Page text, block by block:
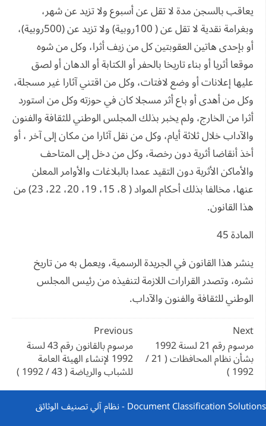
يعاقب بالسجن مدة لا تقل عن أسبوع ولا تزيد عن شهر،
وبغرامة نقدية لا تقل عن ( 100روبية) ولا تزيد عن (500روبية)،
أو بإحدى هاتين العقوبتين كل من زيف أثرا، وكل من شوه
موقعا أثريا أو بناء تاريخا بالحفر أو الكتابة أو الدهان أو لصق
عليها إعلانات أو وضع لافتات، وكل من اقتني آثارا غير مسجلة،
وكل من أهدى أو باع أثر مسجلا كان في حوزته وكل من استورد
أثرا من الخارج، ولم يخبر بذلك المجلس الوطني للثقافة والفنون
والآداب خلال ثلاثة أيام، وكل من نقل آثارا من مكان إلى آخر ، أو
أخذ أنقاضا أثرية دون رخصة، وكل من دخل إلى المتاحف
والأماكن الأثرية دون التقيد عمدا بالبلاغات والأوامر المعلن
عنها، مخالفا بذلك أحكام المواد ( 8، 15، 19، 20، 22، 23) من
هذا القانون.
المادة 45
ينشر هذا القانون في الجريدة الرسمية، ويعمل به من تاريخ
نشره، وتصدر القرارات اللازمة لتنفيذه من رئيس المجلس
الوطني للثقافة والفنون والآداب.
تصفّح
المقالات
Previous
مرسوم بالقانون رقم 43 لسنة
1992 لإنشاء الهيئة العامة
للشباب والرياضة ( 43 / 1992 )
Next
مرسوم رقم 21 لسنة 1992
بشأن نظام المحافظات ( 21 /
1992 )
Document Classification Solutions - نظام آلي تصنيف الوثائق